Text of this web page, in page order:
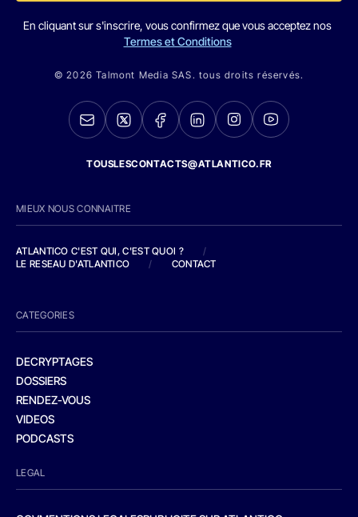
En cliquant sur s'inscrire, vous confirmez que vous acceptez nos
Termes et Conditions
© 2026 Talmont Media SAS. tous droits réservés.
TOUSLESCONTACTS@ATLANTICO.FR
MIEUX NOUS CONNAITRE
ATLANTICO C'EST QUI, C'EST QUOI ?
/
LE RESEAU D'ATLANTICO
/ CONTACT
CATEGORIES
DECRYPTAGES
DOSSIERS
RENDEZ-VOUS
VIDEOS
PODCASTS
LEGAL